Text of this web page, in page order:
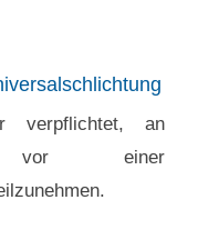
verpflichtet, an
vor einer